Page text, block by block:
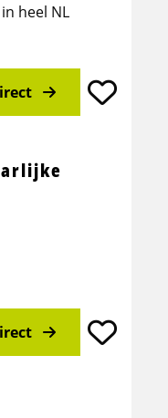
heel NL